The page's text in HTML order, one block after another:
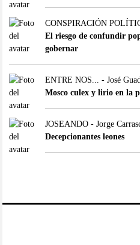
CONSPIRACIÓN
El riesgo de confundir
gobernar
ENTRE NOS... - José
Mosco culex y lirio en la
JOSEANDO - Jorge
Decepcionantes leones